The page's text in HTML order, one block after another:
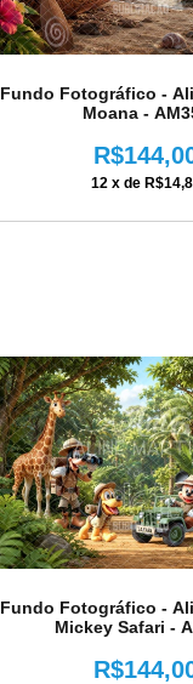
Fundo Fotográfico -
Moana -
12 x de
Fundo Fotográfico -
Mickey Safari -